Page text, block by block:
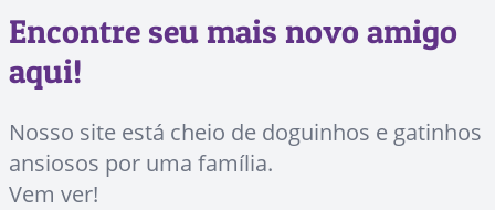
Encontre seu mais novo amigo
aqui!
Nosso site está cheio de doguinhos e gatinhos
ansiosos por uma família.
Vem ver!